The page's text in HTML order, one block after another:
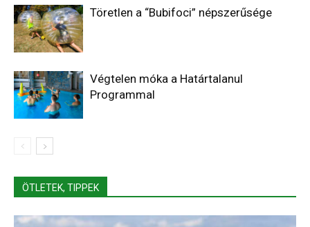
Töretlen a “Bubifoci” népszerűsége
Végtelen móka a Határtalanul
Programmal
ÖTLETEK, TIPPEK